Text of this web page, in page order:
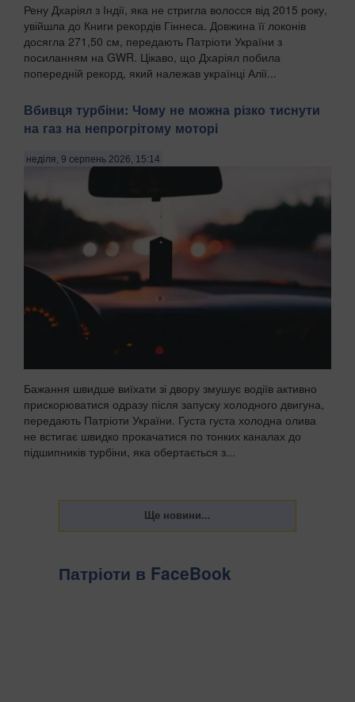
Рену Дхаріял з Індії, яка не стригла волосся від 2015 року,
увійшла до Книги рекордів Гіннеса. Довжина її локонів
досягла 271,50 см, передають Патріоти України з
посиланням на GWR. Цікаво, що Дхаріял побила
попередній рекорд, який належав українці Алії...
Вбивця турбіни: Чому не можна різко тиснути
на газ на непрогрітому моторі
неділя, 9 серпень 2026, 15:14
Бажання швидше виїхати зі двору змушує водіїв активно
прискорюватися одразу після запуску холодного двигуна,
передають Патріоти України. Густа густа холодна олива
не встигає швидко прокачатися по тонких каналах до
підшипників турбіни, яка обертається з...
Патріоти в FaceBook